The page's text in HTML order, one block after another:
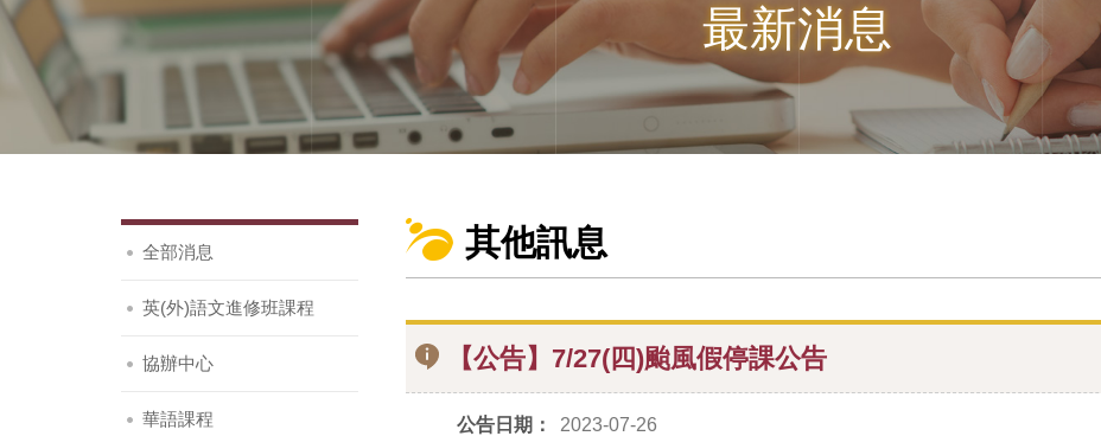
最新消息
其他訊息
【公告】7/27(四)颱風假停課公告
公告日期： 2023-07-26
全部消息
英(外)語文進修班課程
協辦中心
華語課程